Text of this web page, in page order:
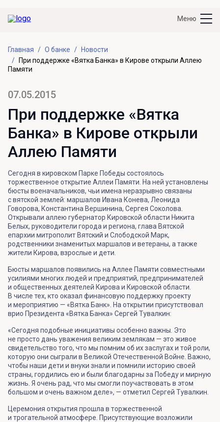
Меню
Главная О банке
Новости
При поддержке «Вятка Банка» в Кирове открыли Аллею
Памяти
07.05.2015
При поддержке «Вятка
Банка» в Кирове открыли
Аллею Памяти
Сегодня в кировском Парке Победы состоялось
торжественное открытие Аллеи Памяти. На ней установлены
бюсты военачальников, чьи имена неразрывно связаны
с вятской землей: маршалов Ивана Конева, Леонида
Говорова, Константина Вершинина, Сергея Соколова.
Открывали аллею губернатор Кировской области Никита
Белых, руководители города и региона, глава Вятской
епархии митрополит Вятский и Слободской Марк,
родственники знаменитых маршалов и ветераны, а также
жители Кирова, взрослые и дети.
Бюсты маршалов появились на Аллее Памяти совместными
усилиями многих людей и предприятий, предпринимателей
и общественных деятелей Кирова и Кировской области.
В числе тех, кто оказал финансовую поддержку проекту
и мероприятию — «Вятка Банк». На открытии присутствовал
врио Президента «Вятка Банка» Сергей Тувалкин:
«Сегодня подобные инициативы особенно важны. Это
не просто дань уважения великим землякам — это живое
свидетельство того, что мы помним об их заслугах и той роли,
которую они сыграли в Великой Отечественной Войне. Важно,
чтобы наши дети и внуки знали и помнили историю своей
страны, гордились ею и были благодарны за Победу и мирную
жизнь. Я очень рад, что мы смогли поучаствовать в этом
большом и очень важном деле», — отметил Сергей Тувалкин.
Церемония открытия прошла в торжественной
и трогательной атмосфере. Присутствующие возложили